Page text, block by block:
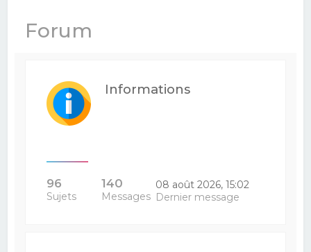
Forum
Informations
96
Sujets
140
Messages
08 août 2026, 15:02
Dernier message